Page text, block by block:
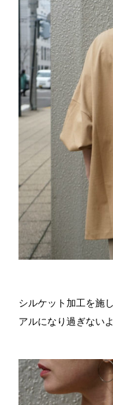
シルケット加工を施
アルになり過ぎない